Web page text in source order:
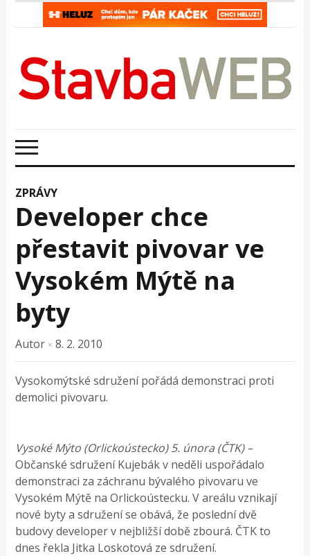
ZPRÁVY
Developer chce
přestavit pivovar ve
Vysokém Mýtě na
byty
Autor × 8. 2. 2010
Vysokomýtské sdružení pořádá demonstraci proti
demolici pivovaru.
Vysoké Mýto (Orlickoústecko) 5. února (ČTK) –
Občanské sdružení Kujebák v neděli uspořádalo
demonstraci za záchranu bývalého pivovaru ve
Vysokém Mýtě na Orlickoústecku. V areálu vznikají
nové byty a sdružení se obává, že poslední dvě
budovy developer v nejbližší době zbourá. ČTK to
dnes řekla Jitka Loskotová ze sdružení.